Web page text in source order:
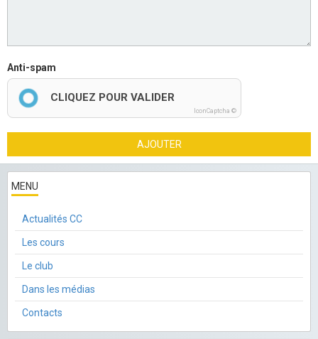
Anti-spam
CLIQUEZ POUR VALIDER
IconCaptcha ©
AJOUTER
MENU
Actualités CC
Les cours
Le club
Dans les médias
Contacts